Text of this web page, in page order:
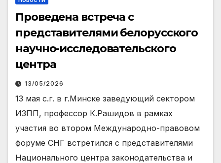
Проведена встреча с
представителями белорусского
научно-исследовательского
центра
13/05/2026
13 мая с.г. в г.Минске заведующий сектором
ИЗПП, профессор К.Рашидов в рамках
участия во втором Международно-правовом
форуме СНГ встретился с представителями
Национального центра законодательства и